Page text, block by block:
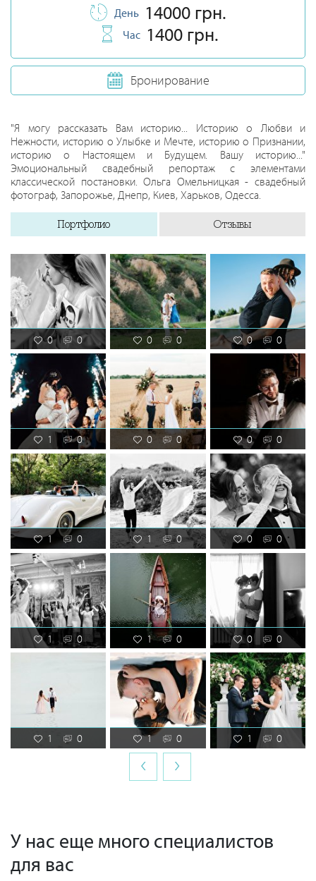
День 14000 грн.
Час 1400 грн.
Бронирование
"Я могу рассказать Вам историю... Историю о Любви и
Нежности, историю о Улыбке и Мечте, историю о Признании,
историю о Настоящем и Будущем. Вашу историю..."
Эмоциональный свадебный репортаж с элементами
классической постановки. Ольга Омельницкая - свадебный
фотограф, Запорожье, Днепр, Киев, Харьков, Одесса.
Портфолио Отзывы
0 0 0 0 0 0
1 0 0 0 0 0
1 0 1 0 0 0
1 0 1 0 0 0
1 0 1 0 1 0
‹ ›
У нас еще много специалистов
для вас